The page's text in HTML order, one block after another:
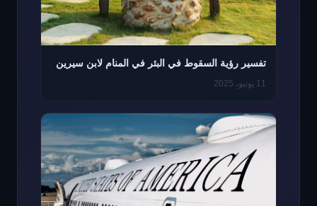
تفسير رؤية السقوط في البئر في المنام لابن سيرين
11 يونيو، 2025